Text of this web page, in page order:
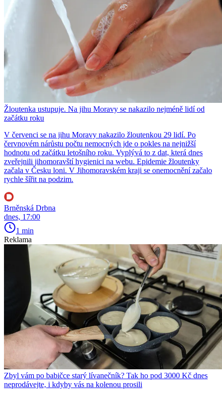
Žloutenka ustupuje. Na jihu Moravy se nakazilo nejméně lidí od
začátku roku
V červenci se na jihu Moravy nakazilo žloutenkou 29 lidí. Po
červnovém nárůstu počtu nemocných jde o pokles na nejnižší
hodnotu od začátku letošního roku. Vyplývá to z dat, která dnes
zveřejnili jihomoravští hygienici na webu. Epidemie žloutenky
začala v Česku loni. V Jihomoravském kraji se onemocnění začalo
rychle šířit na podzim.
Brněnská Drbna
dnes, 17:00
1 min
Reklama
Zbyl vám po babičce starý lívanečník? Tak ho pod 3000 Kč dnes
neprodávejte, i kdyby vás na kolenou prosili